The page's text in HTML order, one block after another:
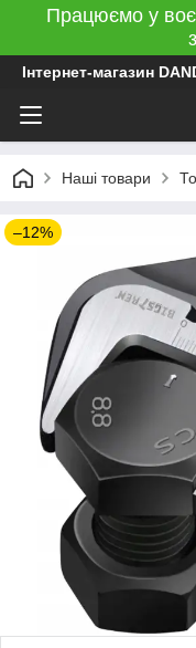
Працюємо у
Інтернет-магазин
Наші товари
–12%